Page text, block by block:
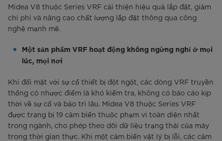
Midea V8 thuộc Series VRF cải thiện hiệu quả lắp đặt, giảm
chi phí và nâng cao chất lượng lắp đặt thông qua công
nghệ mạnh mẽ.
Một sản phẩm VRF hoạt động không ngừng nghỉ ở mọi
lúc, mọi nơi
Khi đối mặt với sự cố thiết bị đột ngột, các dòng VRF truyền
thống có nhược điểm là khó kiểm tra, không có báo cáo kịp
thời về sự cố và bảo trì lâu. Midea V8 thuộc Series VRF
được trang bị 19 cảm biến thuộc phạm vi toàn diện nhất
trong ngành, cho phép theo dõi dữ liệu trạng thái của máy
trong thời gian thực. Khi một cảm biến vật lý bị lỗi, các cảm